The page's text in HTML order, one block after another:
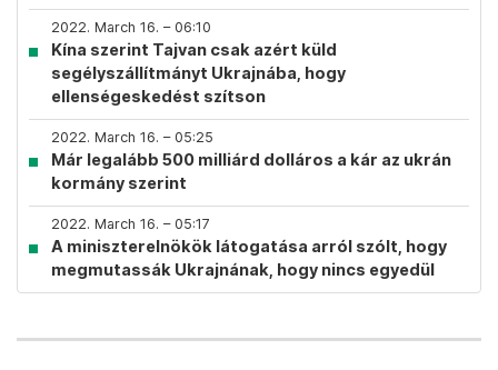
2022. March 16. – 06:10
Kína szerint Tajvan csak azért küld
segélyszállítmányt Ukrajnába, hogy
ellenségeskedést szítson
2022. March 16. – 05:25
Már legalább 500 milliárd dolláros a kár az ukrán
kormány szerint
2022. March 16. – 05:17
A miniszterelnökök látogatása arról szólt, hogy
megmutassák Ukrajnának, hogy nincs egyedül